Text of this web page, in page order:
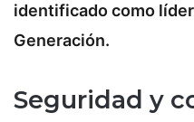
identificado como
Generación.
Seguridad y